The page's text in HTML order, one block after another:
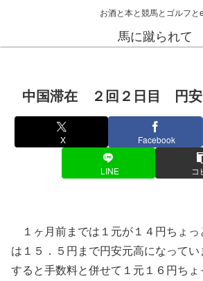
お酒と本と競馬とゴルフと
馬に蹴られて
中国滞在 ２回２日目 円
X Facebook
LINE コ
１ヶ月前までは１元が１４円ちょっ
は１５．５円まで円安元高になって
すると手数料と併せて１元１６円ち